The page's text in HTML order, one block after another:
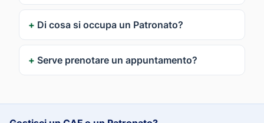
Di cosa si occupa un Patronato?
Serve prenotare un appuntamento?